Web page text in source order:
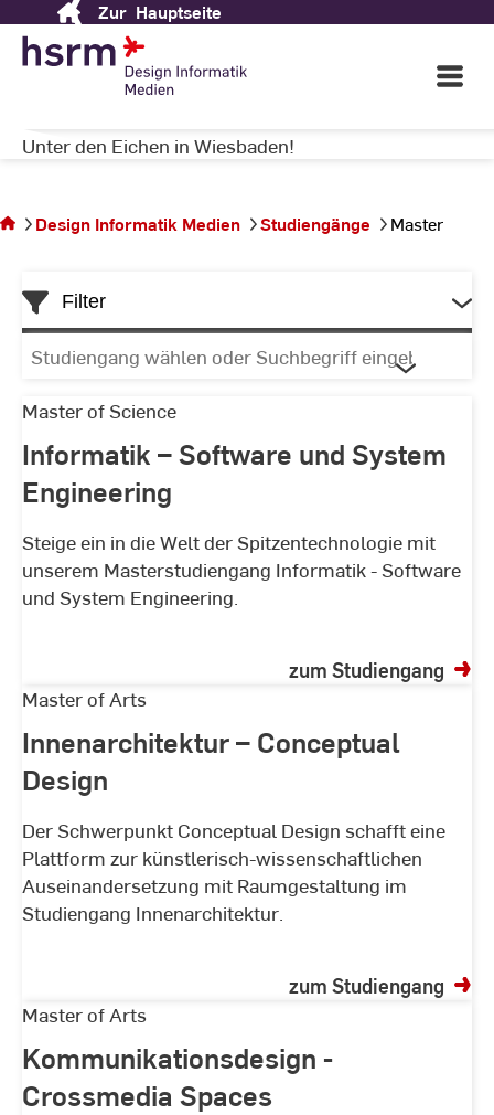
Content
Zur Hauptseite
Open
Main
MEDIEN
Unter den Eichen in Wiesbaden!
sich auf
der
Master
Design Informatik Medien Studiengänge Master
Filter
Studiengang
oder
eingeben
Liste
der
Studiengänge
Informatik
Software
und
Engineering
Master of Science
Informatik – Software und System
Engineering
Steige ein in die Welt der Spitzentechnologie mit
unserem Masterstudiengang Informatik - Software
und System Engineering.
zum Studiengang
Innenarchitektur
Conceptual
Design
Master of Arts
Innenarchitektur – Conceptual
Design
Der Schwerpunkt Conceptual Design schafft eine
Plattform zur künstlerisch-wissenschaftlichen
Auseinandersetzung mit Raumgestaltung im
Studiengang Innenarchitektur.
zum Studiengang
Kommunikationsdesign
Crossmedia
Spaces
Master of Arts
Kommunikationsdesign -
Crossmedia Spaces